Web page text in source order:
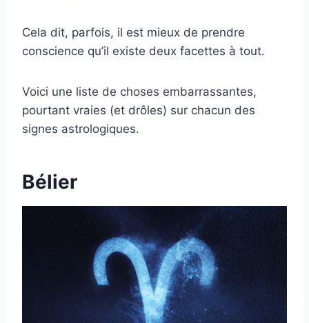
Cela dit, parfois, il est mieux de prendre
conscience qu’il existe deux facettes à tout.
Voici une liste de choses embarrassantes,
pourtant vraies (et drôles) sur chacun des
signes astrologiques.
Bélier